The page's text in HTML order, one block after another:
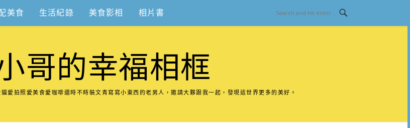
美食 生活紀錄 美食影相 相片書
哥的幸福相框
愛拍照愛美食愛咖啡還時不時裝文青寫寫小東西的老男人，邀請大夥跟我一起，發現這世界更多的美好。